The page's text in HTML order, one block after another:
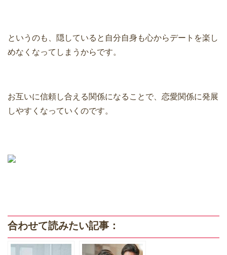
というのも、隠していると自分自身も心からデートを楽し
めなくなってしまうからです。
お互いに信頼し合える関係になることで、恋愛関係に発展
しやすくなっていくのです。
合わせて読みたい記事：